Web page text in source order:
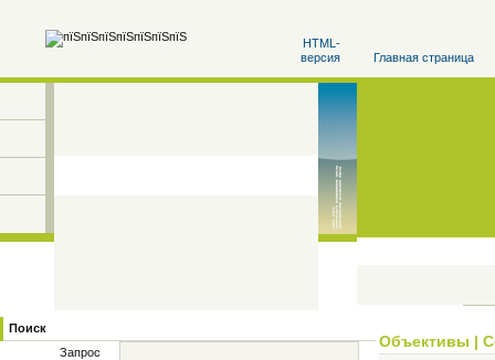
HTML-
версия
Главная страница
Поиск
Запрос
Объективы |